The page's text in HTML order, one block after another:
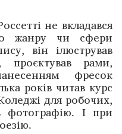
не вкладався
жанру чи сфери
він ілюстрував
рами,
фресок
років читав курс
для робочих,
фотографію. І при